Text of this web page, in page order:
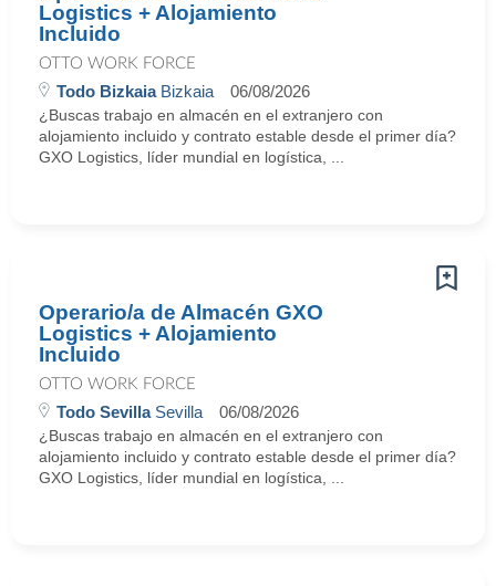
Logistics + Alojamiento
Incluido
OTTO WORK FORCE
Todo BizkaiaBizkaia 06/08/2026
¿Buscas trabajo en almacén en el extranjero con
alojamiento incluido y contrato estable desde el primer día?
GXO Logistics, líder mundial en logística, ...
Operario/a de Almacén GXO
Logistics + Alojamiento
Incluido
OTTO WORK FORCE
Todo SevillaSevilla 06/08/2026
¿Buscas trabajo en almacén en el extranjero con
alojamiento incluido y contrato estable desde el primer día?
GXO Logistics, líder mundial en logística, ...